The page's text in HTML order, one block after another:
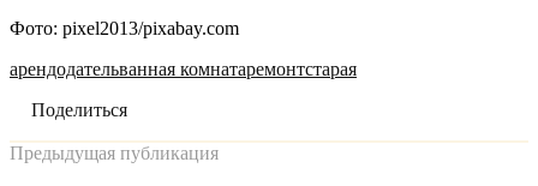
Фото: pixel2013/pixabay.com
арендодательванная комнатаремонтстарая
Поделиться
Предыдущая публикация